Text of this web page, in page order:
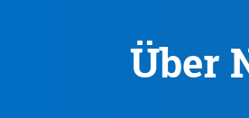
Über